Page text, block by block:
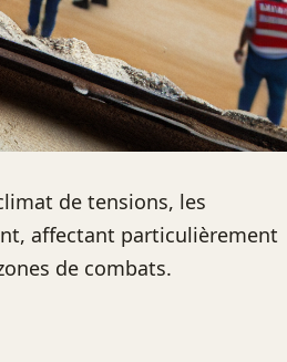
de tensions, les
affectant particulièrement
de combats.